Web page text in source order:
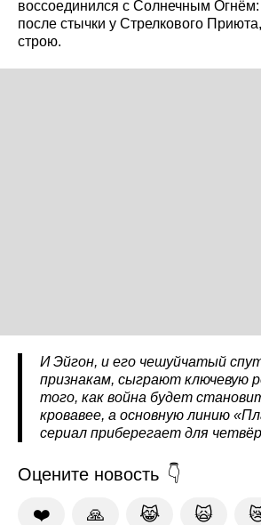
воссоединился с Солнечным Огнём:
после стычки у Стрелкового
строю.
И Эйгон, и его чешуйчатый
признакам, сыграют ключевую
того, как война будет
кровавее, а основную линию
сериал приберегает для
Оцените новость
❤️ 🙏 😹 🙀